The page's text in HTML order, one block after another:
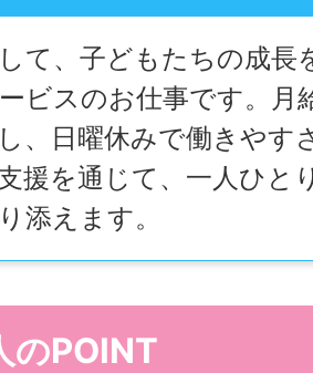
て、子どもたちの成長
ビスのお仕事です。月
、日曜休みで働きやす
援を通じて、一人ひと
添えます。
のPOINT